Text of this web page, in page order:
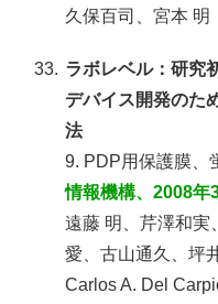
久保百司、宮本 明
33. ラボレベル：研究
デバイス開発のた
法
9. PDP用保護膜、
情報機構、2008年
遠藤 明、芹澤和実
愛、古山通久、坪
Carlos A. Del